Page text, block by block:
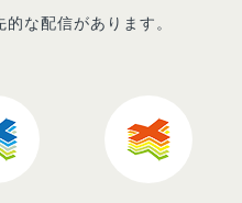
な配信があります。